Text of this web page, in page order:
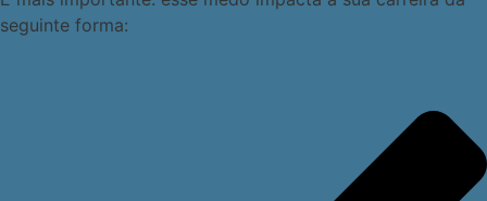
seguinte forma: